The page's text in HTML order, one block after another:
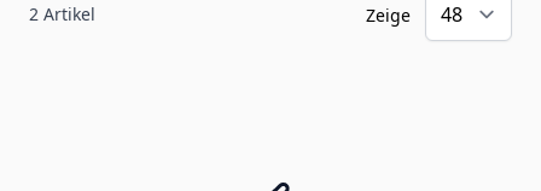
2 Artikel Zeige